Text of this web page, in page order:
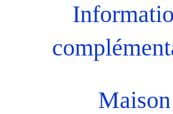
Maison